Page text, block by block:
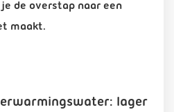
de overstap naar een
maakt.
lager